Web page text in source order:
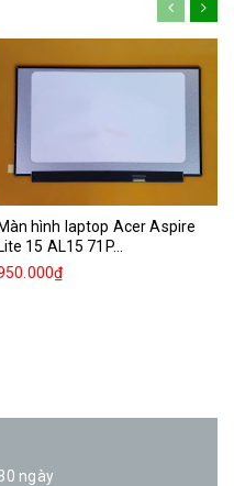
Màn hình laptop Acer Aspire
Lite 15 AL15 71P...
ngày